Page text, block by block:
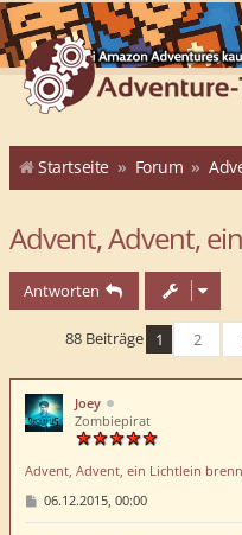
Startseite Forum
Advent, Advent,
Antworten
88 Beiträge 1 2
Joey
Zombiepirat
Advent, Advent, ein Lichtlein
B06.12.2015, 00:00